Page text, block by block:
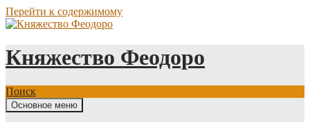
Перейти к содержимому
Княжество Феодоро
Поиск
Основное меню